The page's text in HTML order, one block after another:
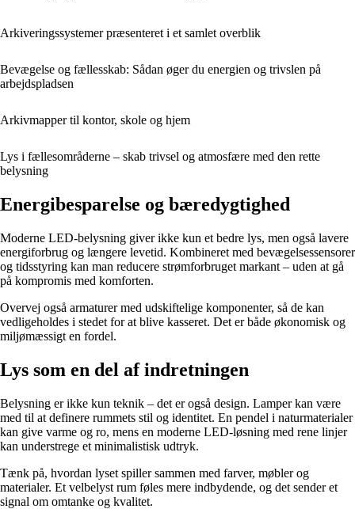
Arkiveringssystemer præsenteret i et samlet overblik
Bevægelse og fællesskab: Sådan øger du energien og trivslen på
arbejdspladsen
Arkivmapper til kontor, skole og hjem
Lys i fællesområderne – skab trivsel og atmosfære med den rette
belysning
Energibesparelse og bæredygtighed
Moderne LED-belysning giver ikke kun et bedre lys, men også lavere
energiforbrug og længere levetid. Kombineret med bevægelsessensorer
og tidsstyring kan man reducere strømforbruget markant – uden at gå
på kompromis med komforten.
Overvej også armaturer med udskiftelige komponenter, så de kan
vedligeholdes i stedet for at blive kasseret. Det er både økonomisk og
miljømæssigt en fordel.
Lys som en del af indretningen
Belysning er ikke kun teknik – det er også design. Lamper kan være
med til at definere rummets stil og identitet. En pendel i naturmaterialer
kan give varme og ro, mens en moderne LED-løsning med rene linjer
kan understrege et minimalistisk udtryk.
Tænk på, hvordan lyset spiller sammen med farver, møbler og
materialer. Et velbelyst rum føles mere indbydende, og det sender et
signal om omtanke og kvalitet.